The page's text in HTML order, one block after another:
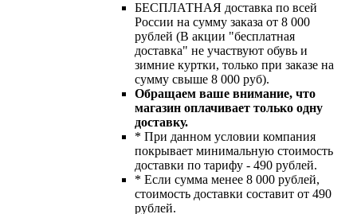
БЕСПЛАТНАЯ доставка по всей
России на сумму заказа от 8 000
рублей (В акции "бесплатная
доставка" не участвуют обувь и
зимние куртки, только при заказе на
сумму свыше 8 000 руб).
Обращаем ваше внимание, что
магазин оплачивает только одну
доставку.
* При данном условии компания
покрывает минимальную стоимость
доставки по тарифу - 490 рублей.
* Если сумма менее 8 000 рублей,
стоимость доставки составит от 490
рублей.